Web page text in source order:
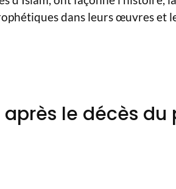
dans leurs œuvres et
le décès du